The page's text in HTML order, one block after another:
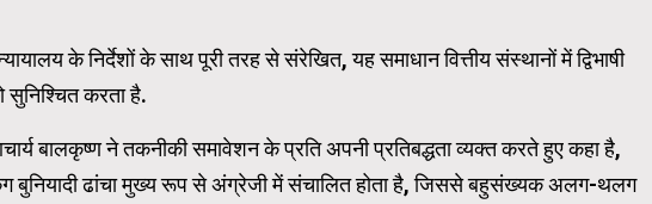
के निर्देशों के साथ पूरी तरह से संरेखित, यह समाधान वित्तीय संस्थानों में द्विभाषी
करता है.
बालकृष्ण ने तकनीकी समावेशन के प्रति अपनी प्रतिबद्धता व्यक्त करते हुए कहा है,
बुनियादी ढांचा मुख्य रूप से अंग्रेजी में संचालित होता है, जिससे बहुसंख्यक अलग-थलग